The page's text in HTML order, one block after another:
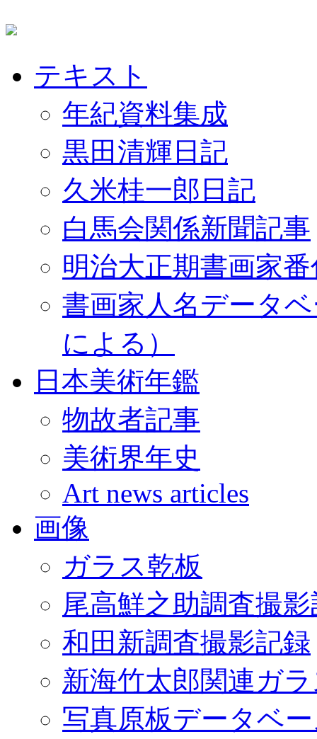
テキスト
年紀資料集成
黒田清輝日記
久米桂一郎日記
白馬会関係新聞記事
明治大正期書画家
書画家人名データ
による）
日本美術年鑑
物故者記事
美術界年史
Art news articles
画像
ガラス乾板
尾高鮮之助調査撮
和田新調査撮影記録
新海竹太郎関連ガ
写真原板データベ